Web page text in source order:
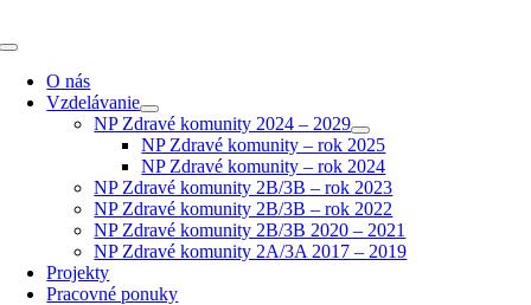
to
Toggle
Navigation
O nás
Vzdelávanie
NP Zdravé komunity 2024 – 2029
NP Zdravé komunity – rok 2025
NP Zdravé komunity – rok 2024
NP Zdravé komunity 2B/3B – rok 2023
NP Zdravé komunity 2B/3B – rok 2022
NP Zdravé komunity 2B/3B 2020 – 2021
NP Zdravé komunity 2A/3A 2017 – 2019
Projekty
Pracovné ponuky